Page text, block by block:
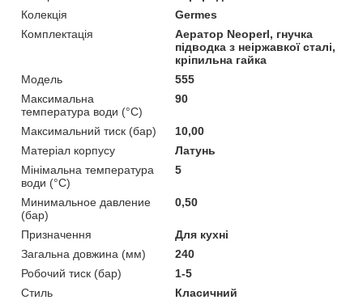
Колекція
Germes
Комплектація
Аератор Neoperl, гнучка
підводка з неіржавкої сталі,
кріпильна гайка
Мoдель
555
Максимальна
температура води (°C)
90
Максимальний тиск (бар)
10,00
Матеріал корпусу
Латунь
Мінімальна температура
води (°C)
5
Минимальное давление
(бар)
0,50
Призначення
Для кухні
Загальна довжина (мм)
240
Робочий тиск (бар)
1-5
Стиль
Класичний